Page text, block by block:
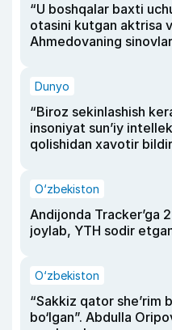
“U boshqalar baxti
otasini kutgan aktrisa
Ahmedovaning
Dunyo
“Biroz sekinlashish
insoniyat sun’iy
qolishidan xavotir
O‘zbekiston
Andijonda Tracker’ga
joylab, YTH sodir
O‘zbekiston
“Sakkiz qator she’rim
bo‘lgan”. Abdulla